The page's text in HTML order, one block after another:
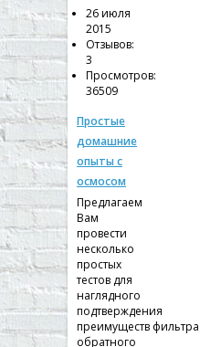
26 июля
2015
Отзывов:
3
Просмотров:
36509
Простые
домашние
опыты с
осмосом
Предлагаем
Вам
провести
несколько
простых
тестов для
наглядного
подтверждения
преимуществ фильтра
обратного